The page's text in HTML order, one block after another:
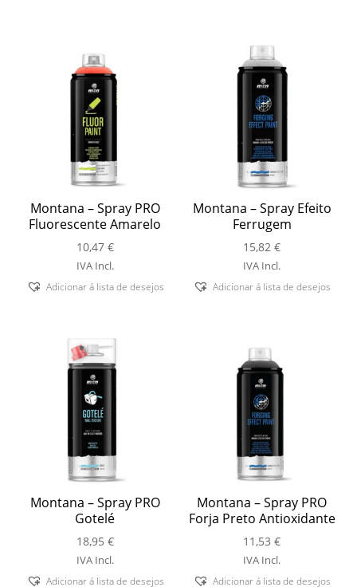
Montana – Spray PRO
Fluorescente Amarelo
10,47 €
IVA Incl.
Adicionar á lista de desejos
Montana – Spray Efeito
Ferrugem
15,82€
IVA Incl.
Adicionar á lista de desejos
Montana – Spray PRO
Gotelé
18,95 €
IVA Incl.
Adicionar á lista de desejos
Montana – Spray PRO
Forja Preto Antioxidante
11,53€
IVA Incl.
Adicionar á lista de desejos